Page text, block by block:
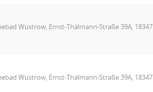
Wustrow, Ernst-Thälmann-Straße 39A,
Wustrow, Ernst-Thälmann-Straße 39A,